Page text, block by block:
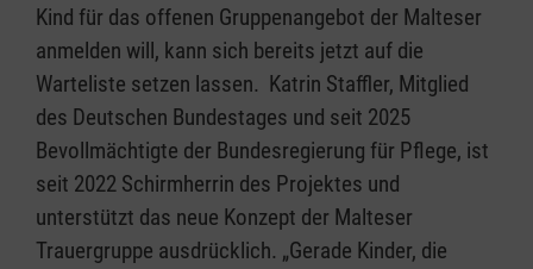
Kind für das offenen Gruppenangebot der Malteser
anmelden will, kann sich bereits jetzt auf die
Warteliste setzen lassen. Katrin Staffler, Mitglied
des Deutschen Bundestages und seit 2025
Bevollmächtigte der Bundesregierung für Pflege, ist
seit 2022 Schirmherrin des Projektes und
unterstützt das neue Konzept der Malteser
Trauergruppe ausdrücklich. „Gerade Kinder, die